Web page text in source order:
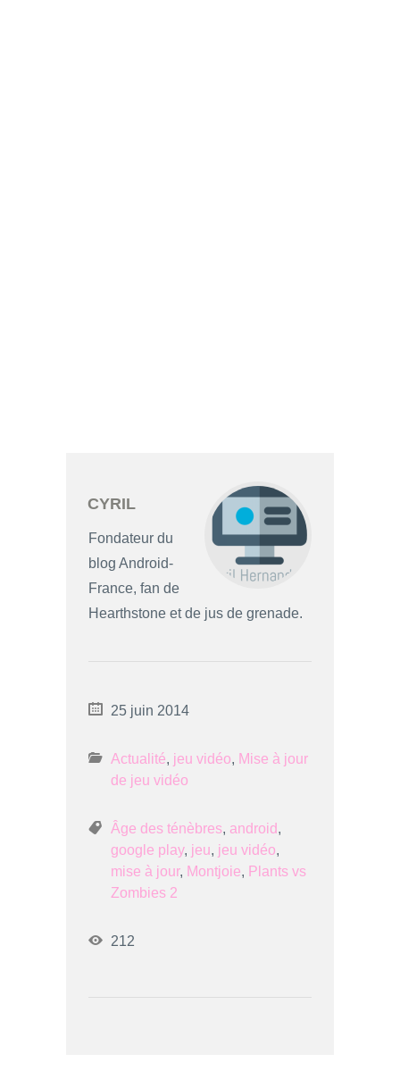
CYRIL
Fondateur du
blog Android-
France, fan de
Hearthstone et de jus de grenade.
25 juin 2014
Actualité, jeu vidéo, Mise à jour
de jeu vidéo
Âge des ténèbres, android,
google play, jeu, jeu vidéo,
mise à jour, Montjoie, Plants vs
Zombies 2
212